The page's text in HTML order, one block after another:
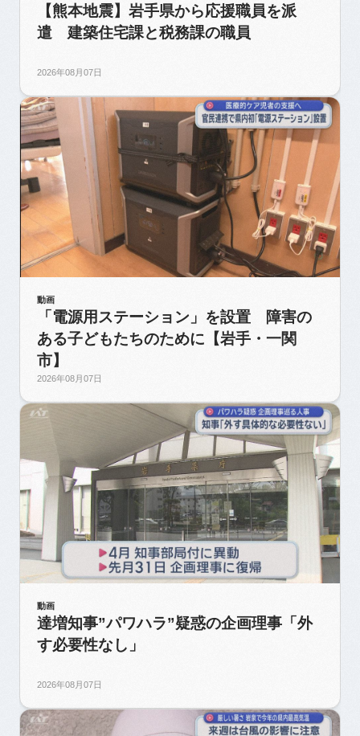
【熊本地震】岩手県から応援職員を派
遣 建築住宅課と税務課の職員
2026年08月07日
動画
「電源用ステーション」を設置 障害の
ある子どもたちのために【岩手・一関
市】
2026年08月07日
動画
達増知事”パワハラ”疑惑の企画理事「外
す必要性なし」
2026年08月07日